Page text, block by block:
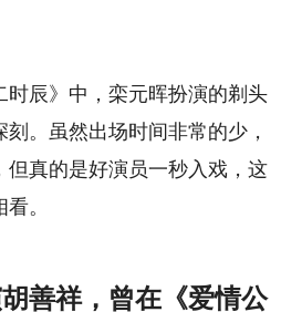
时辰》中，栾元晖扮演的剃头
。虽然出场时间非常的少，
真的是好演员一秒入戏，这
。
善祥，曾在《爱情公